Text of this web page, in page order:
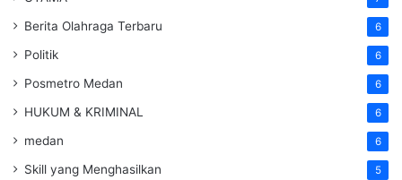
Berita Olahraga Terbaru 6
Politik 6
Posmetro Medan 6
HUKUM & KRIMINAL 6
medan 6
Skill yang Menghasilkan 5